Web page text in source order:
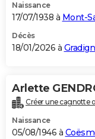
Naissance
17/07/1938 à Mont-
Décès
18/01/2026 à
Arlette
Créer une cagnotte
Naissance
05/08/1946 à